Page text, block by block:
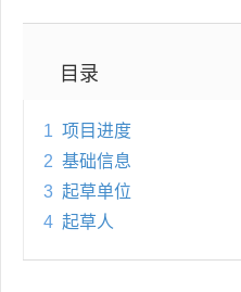
目录
1 项目进度
2 基础信息
3 起草单位
4 起草人